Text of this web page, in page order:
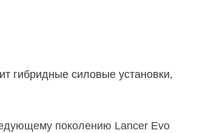
гибридные силовые установки,
поколению Lancer Evo